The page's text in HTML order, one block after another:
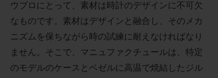
ウブロにとって、素材は時計のデザインに不可欠
なものです。素材はデザインと融合し、そのメカ
ニズムを保ちながら時の試練に耐えなければなり
ません。そこで、マニュファクチュールは、特定
のモデルのケースとベゼルに高温で焼結したジル